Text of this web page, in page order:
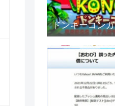
ドンキーコンガ